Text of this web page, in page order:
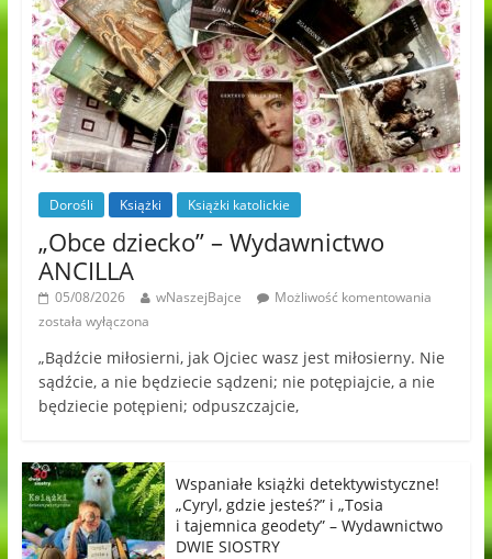
Dorośli Książki Książki katolickie
„Obce dziecko” – Wydawnictwo
ANCILLA
05/08/2026 wNaszejBajce
Możliwość komentowania
została wyłączona
„Bądźcie miłosierni, jak Ojciec wasz jest miłosierny. Nie
sądźcie, a nie będziecie sądzeni; nie potępiajcie, a nie
będziecie potępieni; odpuszczajcie,
Wspaniałe książki detektywistyczne!
„Cyryl, gdzie jesteś?” i „Tosia
i tajemnica geodety” – Wydawnictwo
DWIE SIOSTRY